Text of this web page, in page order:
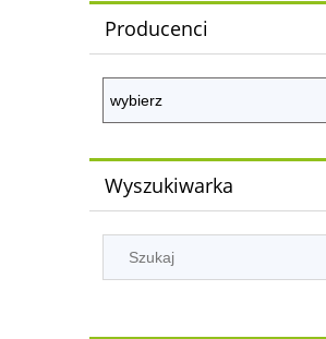
Producenci
Wyszukiwarka